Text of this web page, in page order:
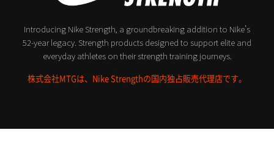
Introducing Nike Strength, a groundbreaking addition to Nike’s
52-year legacy. Strength products designed to support elite and
everyday athletes on their strength training journeys.
株式会社MTGは、Nike Strengthの国内独占販売代理店です。